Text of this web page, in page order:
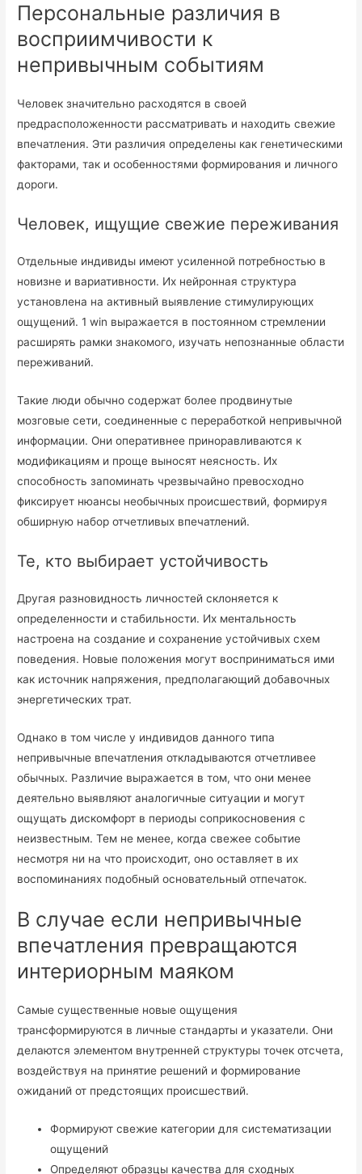
Персональные различия в
восприимчивости к
непривычным событиям
Человек значительно расходятся в своей
предрасположенности рассматривать и находить свежие
впечатления. Эти различия определены как генетическими
факторами, так и особенностями формирования и личного
дороги.
Человек, ищущие свежие переживания
Отдельные индивиды имеют усиленной потребностью в
новизне и вариативности. Их нейронная структура
установлена на активный выявление стимулирующих
ощущений. 1 win выражается в постоянном стремлении
расширять рамки знакомого, изучать непознанные области
переживаний.
Такие люди обычно содержат более продвинутые
мозговые сети, соединенные с переработкой непривычной
информации. Они оперативнее приноравливаются к
модификациям и проще выносят неясность. Их
способность запоминать чрезвычайно превосходно
фиксирует нюансы необычных происшествий, формируя
обширную набор отчетливых впечатлений.
Те, кто выбирает устойчивость
Другая разновидность личностей склоняется к
определенности и стабильности. Их ментальность
настроена на создание и сохранение устойчивых схем
поведения. Новые положения могут восприниматься ими
как источник напряжения, предполагающий добавочных
энергетических трат.
Однако в том числе у индивидов данного типа
непривычные впечатления откладываются отчетливее
обычных. Различие выражается в том, что они менее
деятельно выявляют аналогичные ситуации и могут
ощущать дискомфорт в периоды соприкосновения с
неизвестным. Тем не менее, когда свежее событие
несмотря ни на что происходит, оно оставляет в их
воспоминаниях подобный основательный отпечаток.
В случае если непривычные
впечатления превращаются
интериорным маяком
Самые существенные новые ощущения
трансформируются в личные стандарты и указатели. Они
делаются элементом внутренней структуры точек отсчета,
воздействуя на принятие решений и формирование
ожиданий от предстоящих происшествий.
Формируют свежие категории для систематизации
ощущений
Определяют образцы качества для сходных